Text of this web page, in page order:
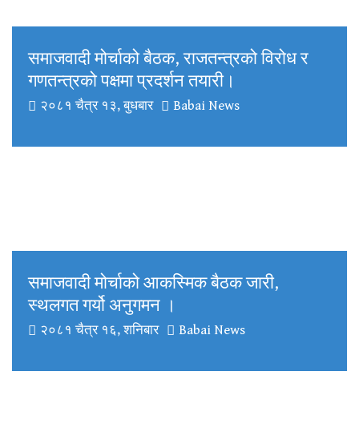
समाजवादी मोर्चाको बैठक, राजतन्त्रको विरोध र
गणतन्त्रको पक्षमा प्रदर्शन तयारी।
२०८१ चैत्र १३, बुधबार Babai News
समाजवादी मोर्चाको आकस्मिक बैठक जारी,
स्थलगत गर्यो अनुगमन ।
२०८१ चैत्र १६, शनिबार Babai News